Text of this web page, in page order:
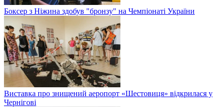
Боксер з Ніжина здобув "бронзу" на Чемпіонаті України
Виставка про знищений аеропорт «Шестовиця» відкрилася у
Чернігові